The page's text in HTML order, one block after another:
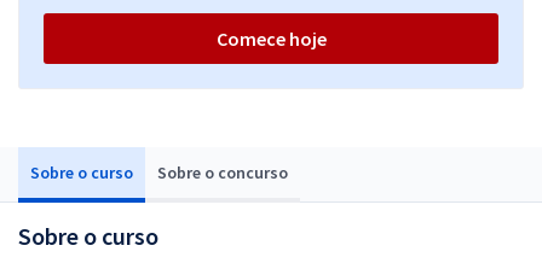
Sobre o curso Sobre o concurso
Sobre o curso
Comece hoje